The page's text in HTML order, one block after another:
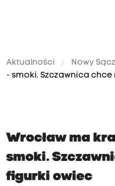
Aktualności Nowy Sącz
- smoki. Szczawnica
Wrocław ma
smoki.
figurki owiec